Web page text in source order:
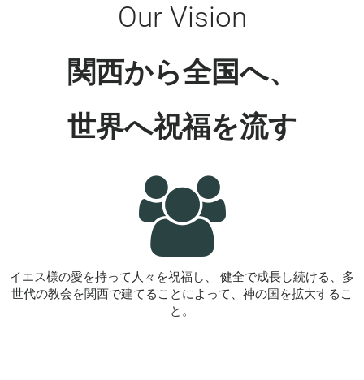
Our Vision
関西から全国へ、
世界へ祝福を流す
イエス様の愛を持って人々を祝福し、 健全で成長し続ける、多
世代の教会を関西で建てることによって、神の国を拡大するこ
と。